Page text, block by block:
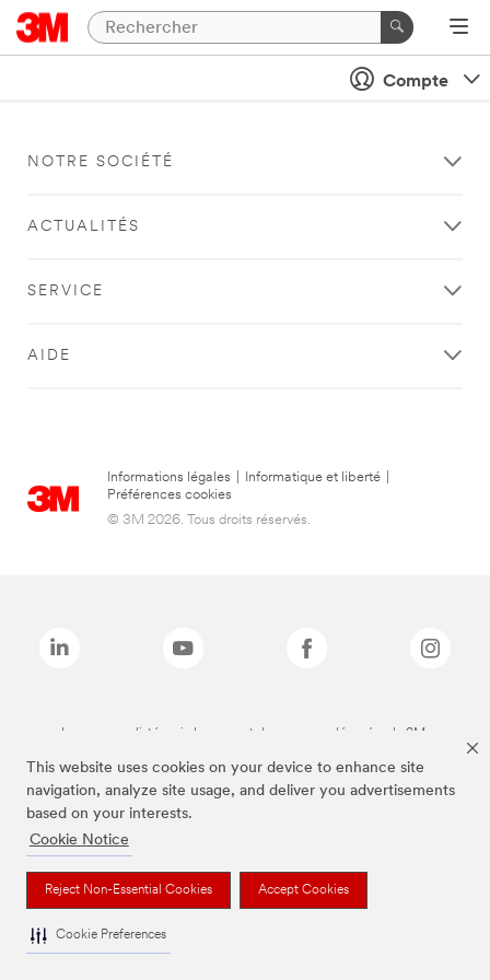
This website uses cookies on your device to enhance site
navigation, analyze site usage, and deliver you advertisements
based on your interests.
Cookie Notice
Reject Non-Essential Cookies Accept Cookies
Cookie Preferences
Compte
NOTRE SOCIÉTÉ
ACTUALITÉS
SERVICE
AIDE
Informations légales Informatique et liberté
Préférences cookies
© 3M 2026. Tous droits réservés.
Les marques listées ci-dessus sont des marques déposées de 3M.